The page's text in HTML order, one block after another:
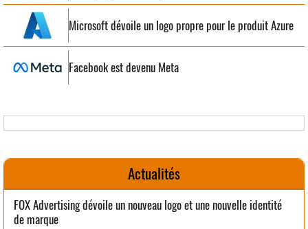
Microsoft dévoile un logo propre pour le produit Azure
Facebook est devenu Meta
Actualités
FOX Advertising dévoile un nouveau logo et une nouvelle identité
de marque